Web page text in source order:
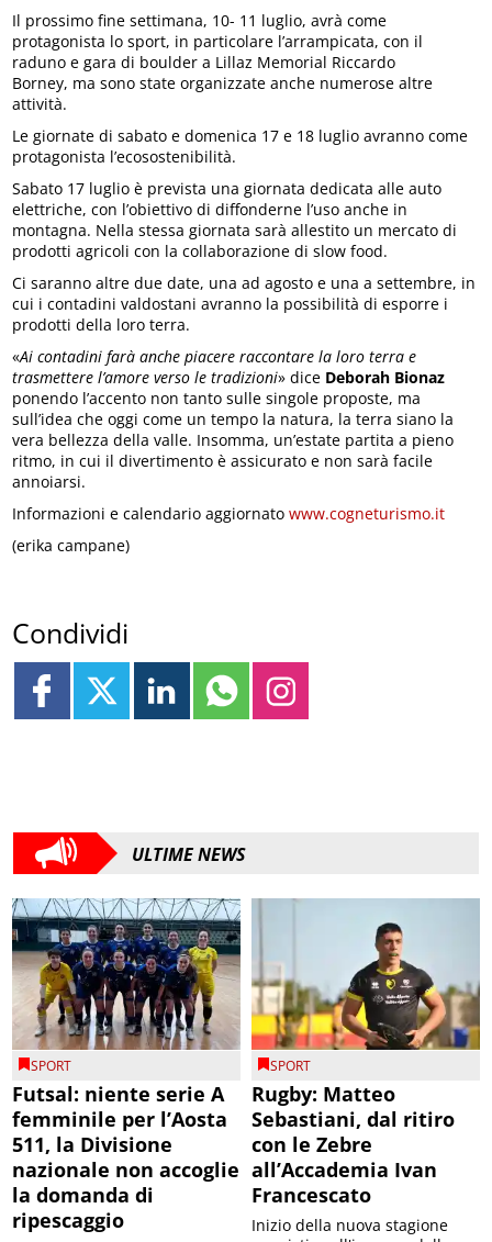
Il prossimo fine settimana, 10- 11 luglio, avrà come
protagonista lo sport, in particolare l’arrampicata, con il
raduno e gara di boulder a Lillaz Memorial Riccardo
Borney, ma sono state organizzate anche numerose altre
attività.
Le giornate di sabato e domenica 17 e 18 luglio avranno come
protagonista l’ecosostenibilità.
Sabato 17 luglio è prevista una giornata dedicata alle auto
elettriche, con l’obiettivo di diffonderne l’uso anche in
montagna. Nella stessa giornata sarà allestito un mercato di
prodotti agricoli con la collaborazione di slow food.
Ci saranno altre due date, una ad agosto e una a settembre, in
cui i contadini valdostani avranno la possibilità di esporre i
prodotti della loro terra.
«Ai contadini farà anche piacere raccontare la loro terra e
trasmettere l’amore verso le tradizioni» dice Deborah Bionaz
ponendo l’accento non tanto sulle singole proposte, ma
sull’idea che oggi come un tempo la natura, la terra siano la
vera bellezza della valle. Insomma, un’estate partita a pieno
ritmo, in cui il divertimento è assicurato e non sarà facile
annoiarsi.
Informazioni e calendario aggiornato www.cogneturismo.it
(erika campane)
Condividi
ULTIME NEWS
SPORT
Futsal: niente serie A
femminile per l’Aosta
511, la Divisione
nazionale non accoglie
la domanda di
ripescaggio
SPORT
Rugby: Matteo
Sebastiani, dal ritiro
con le Zebre
all’Accademia Ivan
Francescato
Inizio della nuova stagione